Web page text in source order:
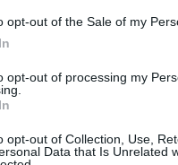
opt-out of the Sale of my
opt-out of processing my
opt-out of Collection, Use,
Data that Is Unrelated
során az